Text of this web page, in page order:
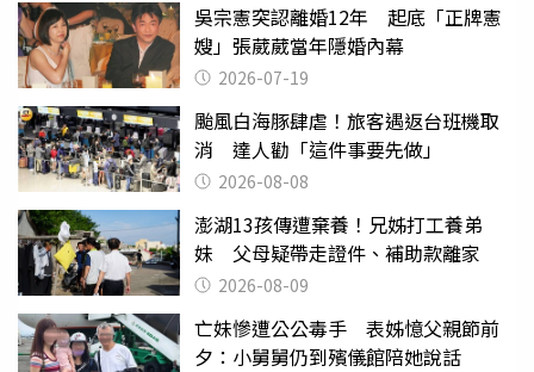
吳宗憲突認離婚12年 起底「正牌憲
嫂」張葳葳當年隱婚內幕
2026-07-19
颱風白海豚肆虐！旅客遇返台班機取
消 達人勸「這件事要先做」
2026-08-08
澎湖13孩傳遭棄養！兄姊打工養弟
妹 父母疑帶走證件、補助款離家
2026-08-09
亡妹慘遭公公毒手 表姊憶父親節前
夕：小舅舅仍到殯儀館陪她說話